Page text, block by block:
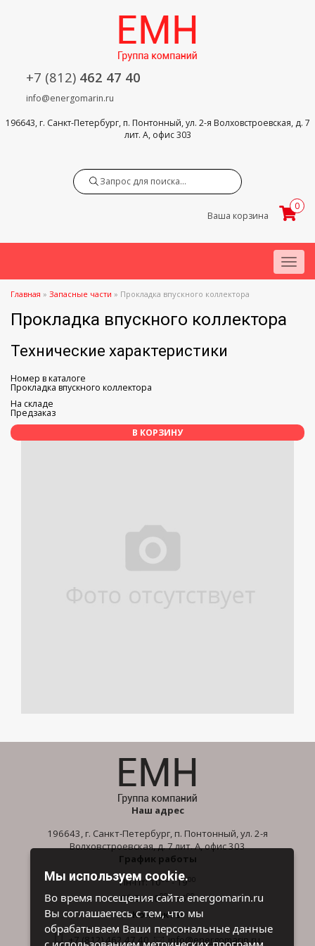
+7 (812) 462 47 40
info@energomarin.ru
196643, г. Санкт-Петербург, п. Понтонный, ул. 2-я Волховстроевская, д. 7
лит. А, офис 303
Ваша корзина
0
Menu
Главная » Запасные части » Прокладка впускного коллектора
Прокладка впускного коллектора
Технические характеристики
Номер в каталоге
Прокладка впускного коллектора
На складе
Предзаказ
В КОРЗИНУ
Наш адрес
196643, г. Санкт-Петербург, п. Понтонный, ул. 2-я
Волховстроевская, д. 7 лит. А, офис 303
График работы
Пн-Пт: 1000- 1900
Сб-Вс: 1000- 1600
Контакты
+7 (812) 462 47 40 info@energomarin.ru
Мы используем cookie.
Во время посещения сайта energomarin.ru
Вы соглашаетесь с тем, что мы
обрабатываем Ваши персональные данные